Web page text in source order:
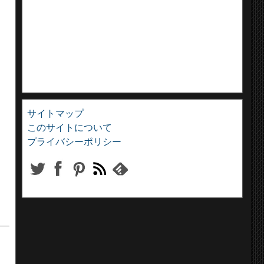
サイトマップ
このサイトについて
プライバシーポリシー